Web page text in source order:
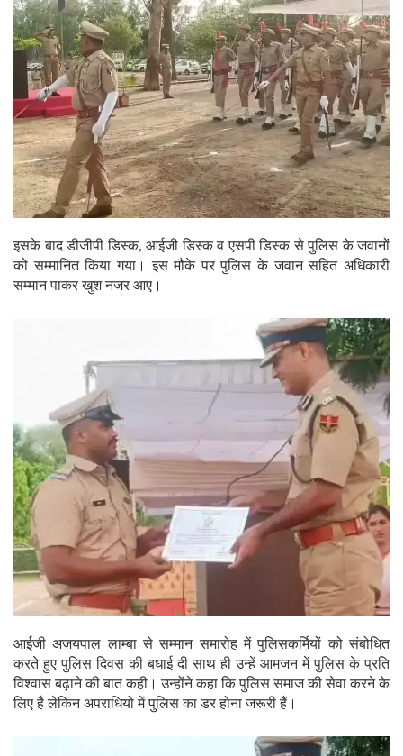
इसके बाद डीजीपी डिस्क, आईजी डिस्क व एसपी डिस्क से पुलिस के जवानों
को सम्मानित किया गया। इस मौके पर पुलिस के जवान सहित अधिकारी
सम्मान पाकर खुश नजर आए।
आईजी अजयपाल लाम्बा से सम्मान समारोह में पुलिसकर्मियों को संबोधित
करते हुए पुलिस दिवस की बधाई दी साथ ही उन्हें आमजन में पुलिस के प्रति
विश्वास बढ़ाने की बात कही। उन्होंने कहा कि पुलिस समाज की सेवा करने के
लिए है लेकिन अपराधियो में पुलिस का डर होना जरूरी हैं।